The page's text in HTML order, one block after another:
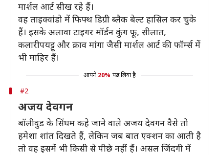
मार्शल आर्ट सीख रहे हैं।
वह ताइक्वांडो में फिफ्थ डिग्री ब्लैक बेल्ट हासिल कर चुके
हैं। इसके अलावा टाइगर मॉर्डन कुंग फू, सीलात,
कलारीपयट्टू और क्राव मांगा जैसी मार्शल आर्ट की फॉर्म्स में
भी माहिर हैं।
आपने 20% पढ़ लिया है
#2
अजय देवगन
बॉलीवुड के सिंघम कहे जाने वाले अजय देवगन वैसे तो
हमेशा शांत दिखते हैं, लेकिन जब बात एक्शन का आती है
तो वह इसमें भी किसी से पीछे नहीं हैं। असल जिंदगी में